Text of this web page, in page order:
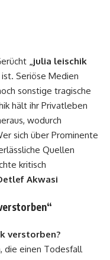
„julia leischik
Seriöse Medien
sonstige tragische
hält ihr Privatleben
wodurch
sich über Prominente
Quellen
kritisch
Akwasi
verstorben?
die einen Todesfall